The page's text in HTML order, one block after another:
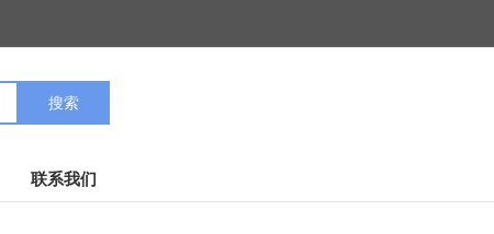
联系我们